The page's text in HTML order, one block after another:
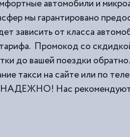
автомобили и
мы гарантировано
зависить от класса
Промокод со
до вашей поездки
такси на сайте или по
Нас рекомендуют